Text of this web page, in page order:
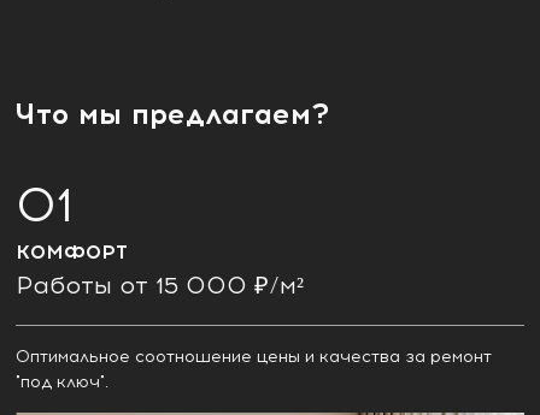
Что мы предлагаем?
КОМФОРТ
Работы от 15 000 ₽/м²
Оптимальное соотношение цены и качества за ремонт
"под ключ".